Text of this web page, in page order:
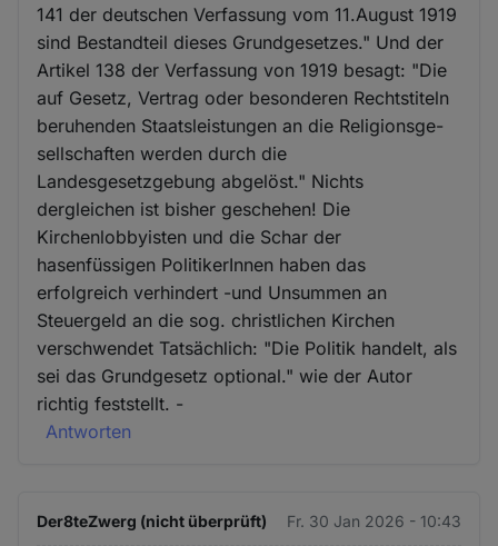
141 der deutschen Verfassung vom 11.August 1919
sind Bestandteil dieses Grundgesetzes." Und der
Artikel 138 der Verfassung von 1919 besagt: "Die
auf Gesetz, Vertrag oder besonderen Rechtstiteln
beruhenden Staatsleistungen an die Religionsge-
sellschaften werden durch die
Landesgesetzgebung abgelöst." Nichts
dergleichen ist bisher geschehen! Die
Kirchenlobbyisten und die Schar der
hasenfüssigen PolitikerInnen haben das
erfolgreich verhindert -und Unsummen an
Steuergeld an die sog. christlichen Kirchen
verschwendet Tatsächlich: "Die Politik handelt, als
sei das Grundgesetz optional." wie der Autor
richtig feststellt. -
Antworten
Der8teZwerg (nicht überprüft) Fr. 30 Jan 2026 - 10:43